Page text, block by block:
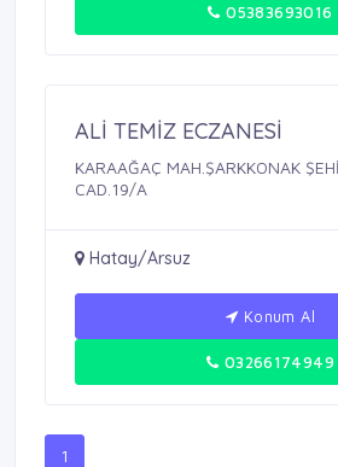
05383693016
ALİ TEMİZ ECZANESİ
KARAAĞAÇ MAH.ŞARKKONAK
CAD.19/A
Hatay/Arsuz
Konum Al
03266174949
1